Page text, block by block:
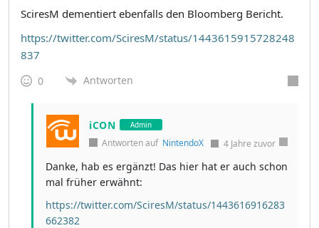
SciresM dementiert ebenfalls den Bloomberg Bericht.
https://twitter.com/SciresM/status/1443615915728248
837
0 Antworten
iCON Admin
Antworten auf NintendoX 4 Jahre zuvor
Danke, hab es ergänzt! Das hier hat er auch schon
mal früher erwähnt:
https://twitter.com/SciresM/status/1443616916283
662382